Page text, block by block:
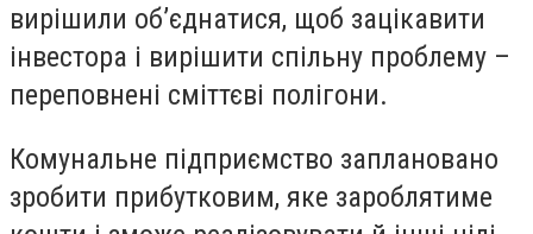
вирішили об’єднатися, щоб зацікавити
інвестора і вирішити спільну проблему –
переповнені сміттєві полігони.
Комунальне підприємство заплановано
зробити прибутковим, яке зароблятиме